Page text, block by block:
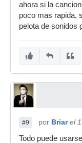
ahora si la
poco mas rapida,
pelota de sonidos
#9 por Briar el
Todo puede